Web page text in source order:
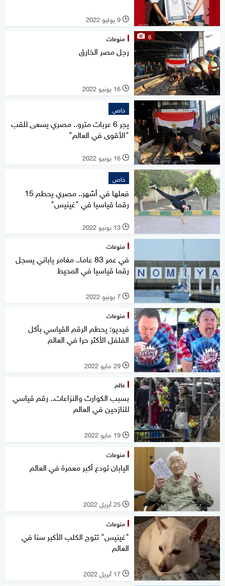
l 9 يوليو 2022
6 منوعات
رجل مصر الخارق
l 16 يونيو 2022
خاص
يجر 6 عربات مترو.. مصري يسعى للقب
"الأقوى في العالم"
l 16 يونيو 2022
خاص
فعلها في أشهر.. مصري يحطم 15
رقما قياسيا في "غينيس"
l 13 يونيو 2022
منوعات
في عمر 83 عاما.. مغامر ياباني يسجل
رقما قياسيا في المحيط
l 7 يونيو 2022
منوعات
فيديو: يحطم الرقم القياسي بأكل
الفلفل الأكثر حرا في العالم
l 29 مايو 2022
عالم
بسبب الكوارث والنزاعات.. رقم قياسي
للنازحين في العالم
l 19 مايو 2022
منوعات
اليابان تودع أكبر معمرة في العالم
l 25 أبريل 2022
منوعات
"غينيس" تتوج الكلب الأكبر سنا في
العالم
l 17 أبريل 2022